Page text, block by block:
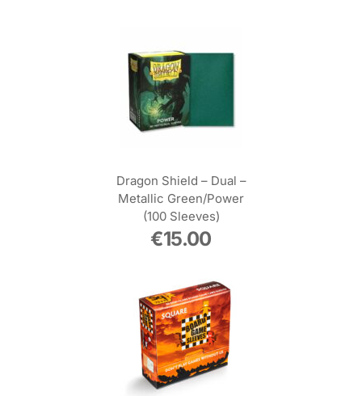
Dragon Shield – Dual –
Metallic Green/Power
(100 Sleeves)
€15.00